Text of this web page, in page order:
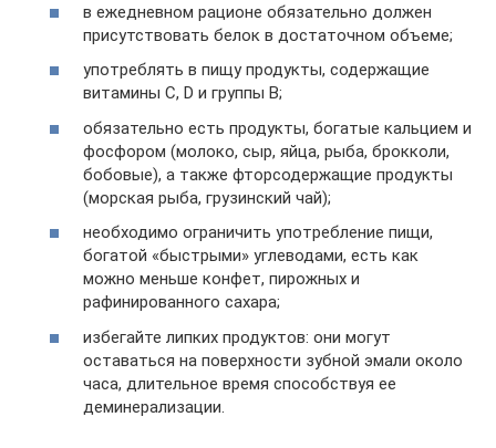
в ежедневном рационе обязательно должен
присутствовать белок в достаточном объеме;
употреблять в пищу продукты, содержащие
витамины С, D и группы В;
обязательно есть продукты, богатые кальцием и
фосфором (молоко, сыр, яйца, рыба, брокколи,
бобовые), а также фторсодержащие продукты
(морская рыба, грузинский чай);
необходимо ограничить употребление пищи,
богатой «быстрыми» углеводами, есть как
можно меньше конфет, пирожных и
рафинированного сахара;
избегайте липких продуктов: они могут
оставаться на поверхности зубной эмали около
часа, длительное время способствуя ее
деминерализации.